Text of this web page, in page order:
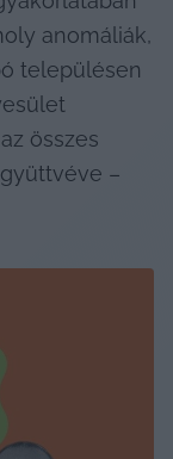
anomáliák,
településen
összes
–